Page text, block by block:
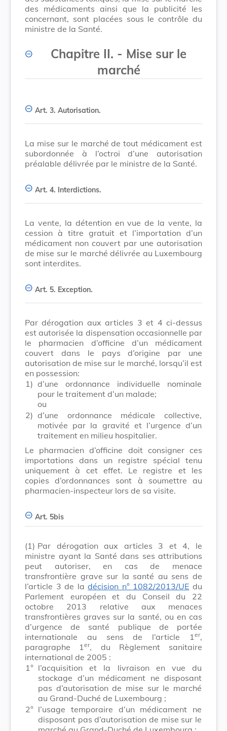
des médicaments ainsi que la publicité les
concernant, sont placées sous le contrôle du
ministre de la Santé.
Chapitre II. - Mise sur le
marché
Art. 3. Autorisation.
La mise sur le marché de tout médicament est
subordonnée à l’octroi d’une autorisation
préalable délivrée par le ministre de la Santé.
Art. 4. Interdictions.
La vente, la détention en vue de la vente, la
cession à titre gratuit et l’importation d’un
médicament non couvert par une autorisation
de mise sur le marché délivrée au Luxembourg
sont interdites.
Art. 5. Exception.
Par dérogation aux articles 3 et 4 ci-dessus
est autorisée la dispensation occasionnelle par
le pharmacien d’officine d’un médicament
couvert dans le pays d’origine par une
autorisation de mise sur le marché, lorsqu’il est
en possession:
1) d’une ordonnance individuelle nominale
pour le traitement d’un malade;
ou
2) d’une ordonnance médicale collective,
motivée par la gravité et l’urgence d’un
traitement en milieu hospitalier.
Le pharmacien d’officine doit consigner ces
importations dans un registre spécial tenu
uniquement à cet effet. Le registre et les
copies d’ordonnances sont à soumettre au
pharmacien-inspecteur lors de sa visite.
Art. 5bis
(1) Par dérogation aux articles 3 et 4, le
ministre ayant la Santé dans ses attributions
peut autoriser, en cas de menace
transfrontière grave sur la santé au sens de
l’article 3 de ladécision n° 1082/2013/UE du
Parlement européen et du Conseil du 22
octobre 2013 relative aux menaces
transfrontières graves sur la santé, ou en cas
d’urgence de santé publique de portée
internationale au sens de l’article 1 er,
paragraphe 1er, du Règlement sanitaire
international de 2005 :
1° l’acquisition et la livraison en vue du
stockage d’un médicament ne disposant
pas d’autorisation de mise sur le marché
au Grand-Duché de Luxembourg ;
2° l’usage temporaire d’un médicament ne
disposant pas d’autorisation de mise sur le